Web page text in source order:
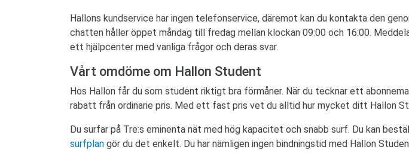
Hallons kundservice har ingen telefonservice, däremot kan du kontakta den
chatten håller öppet måndag till fredag mellan klockan 09:00 och 16:00.
ett hjälpcenter med vanliga frågor och deras svar.
Vårt omdöme om Hallon Student
Hos Hallon får du som student riktigt bra förmåner. När du tecknar ett
rabatt från ordinarie pris. Med ett fast pris vet du alltid hur mycket ditt Hallon
Du surfar på Tre:s eminenta nät med hög kapacitet och snabb surf. Du kan
surfplan gör du det enkelt. Du har nämligen ingen bindningstid med Hallon